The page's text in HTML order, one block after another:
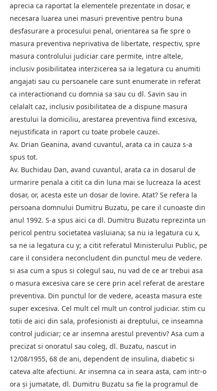
aprecia ca raportat la elementele prezentate in dosar, e
necesara luarea unei masuri preventive pentru buna
desfasurare a procesului penal, orientarea sa fie spre o
masura preventiva neprivativa de libertate, respectiv, spre
masura controlului judiciar care permite, intre altele,
inclusiv posibilitatea interzicerea sa ia legatura cu anumiti
angajati sau cu persoanele care sunt enumerate in referat
ca interactionand cu domnia sa sau cu dl. Savin sau in
celalalt caz, inclusiv posibilitatea de a dispune masura
arestului la domiciliu, arestarea preventiva fiind excesiva,
nejustificata in raport cu toate probele cauzei.
Av. Drian Geanina, avand cuvantul, arata ca in cauza s-a
spus tot.
Av. Buchidau Dan, avand cuvantul, arata ca in dosarul de
urmarire penala a citit ca din luna mai se lucreaza la acest
dosar, or, acesta este un dosar de lovire. Atat? Se refera la
persoana domnului Dumitru Buzatu, pe care il cunoaste din
anul 1992. S-a spus aici ca dl. Dumitru Buzatu reprezinta un
pericol pentru societatea vasluiana; sa nu ia legatura cu x,
sa ne ia legatura cu y; a citit referatul Ministerului Public, pe
care il considera neconcludent din punctul meu de vedere.
si asa cum a spus si colegul sau, nu vad de ce ar trebui asa
o masura excesiva care se cere prin acel referat de arestare
preventiva. Din punctul lor de vedere, aceasta masura este
super excesiva. Cel mult cel mult un control judiciar. stim cu
totii de aici din sala, profesionisti ai dreptului, ce inseamna
control judiciar; ce ar insemna arestul preventiv? Asa cum a
precizat si onoratul sau coleg, dl. Buzatu, nascut in
12/08/1955, 68 de ani, dependent de insulina, diabetic si
cateva alte afectiuni. Ar insemna ca in seara asta, cam intr-o
ora şi jumatate, dl. Dumitru Buzatu sa fie la programul de